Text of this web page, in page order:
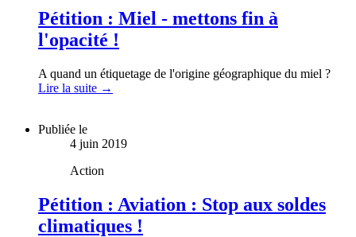
Pétition : Miel - mettons fin à
l'opacité !
A quand un étiquetage de l'origine géographique du miel ?
Lire la suite →
Publiée le
4 juin 2019
Action
Pétition : Aviation : Stop aux soldes
climatiques !